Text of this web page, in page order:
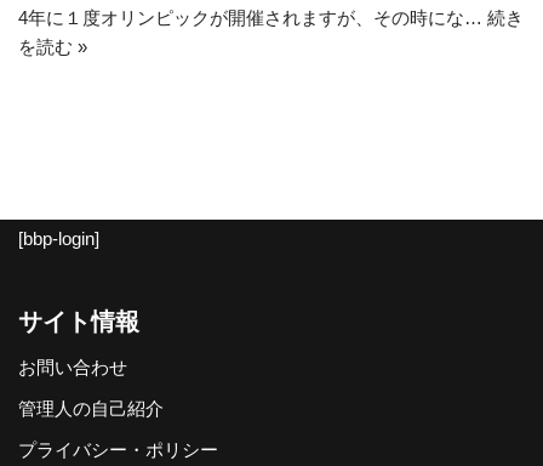
4年に１度オリンピックが開催されますが、その時にな… 続き
を読む »
[bbp-login]
サイト情報
お問い合わせ
管理人の自己紹介
プライバシー・ポリシー